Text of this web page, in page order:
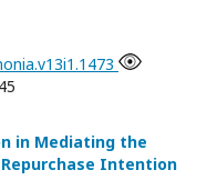
in Mediating the
Intention